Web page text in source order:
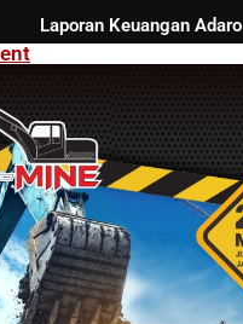
Laporan Keuangan Adaro